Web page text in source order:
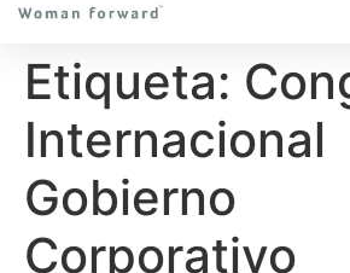
Etiqueta:
Internacional
Gobierno
Corporativo